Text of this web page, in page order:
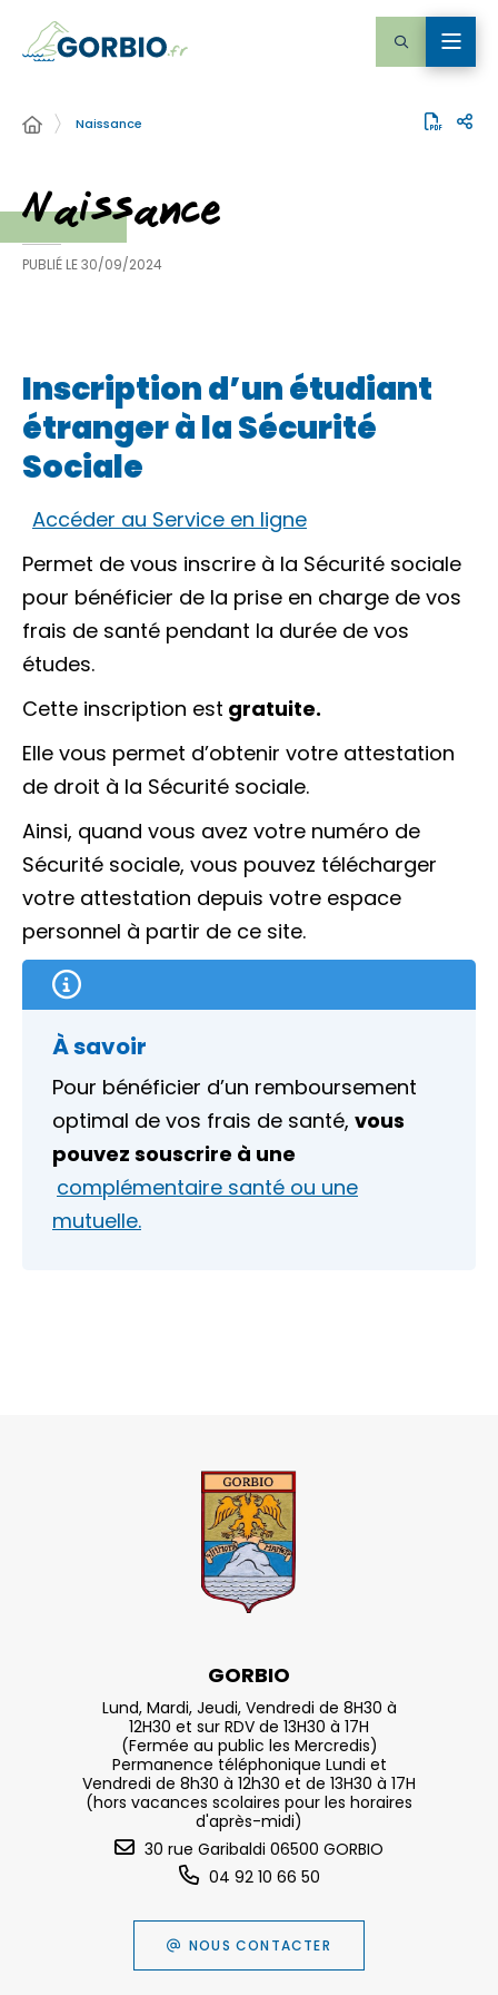
Naissance
Naissance
PUBLIÉ LE30/09/2024
Inscription d’un étudiant
étranger à la Sécurité
Sociale
Accéder au Service en ligne
Permet de vous inscrire à la Sécurité sociale
pour bénéficier de la prise en charge de vos
frais de santé pendant la durée de vos
études.
Cette inscription est gratuite.
Elle vous permet d’obtenir votre attestation
de droit à la Sécurité sociale.
Ainsi, quand vous avez votre numéro de
Sécurité sociale, vous pouvez télécharger
votre attestation depuis votre espace
personnel à partir de ce site.
À savoir
Pour bénéficier d’un remboursement
optimal de vos frais de santé, vous
pouvez souscrire à une
complémentaire santé ou une
mutuelle.
GORBIO
Lund, Mardi, Jeudi, Vendredi de 8H30 à
12H30 et sur RDV de 13H30 à 17H
(Fermée au public les Mercredis)
Permanence téléphonique Lundi et
Vendredi de 8h30 à 12h30 et de 13H30 à 17H
(hors vacances scolaires pour les horaires
d'après-midi)
30 rue Garibaldi 06500 GORBIO
04 92 10 66 50
NOUS CONTACTER